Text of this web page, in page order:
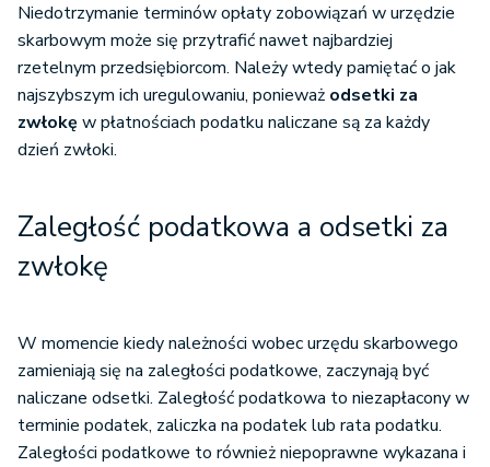
Niedotrzymanie terminów opłaty zobowiązań w urzędzie
skarbowym może się przytrafić nawet najbardziej
rzetelnym przedsiębiorcom. Należy wtedy pamiętać o jak
najszybszym ich uregulowaniu, ponieważ odsetki za
zwłokę w płatnościach podatku naliczane są za każdy
dzień zwłoki.
Zaległość podatkowa a odsetki za
zwłokę
W momencie kiedy należności wobec urzędu skarbowego
zamieniają się na zaległości podatkowe, zaczynają być
naliczane odsetki. Zaległość podatkowa to niezapłacony w
terminie podatek, zaliczka na podatek lub rata podatku.
Zaległości podatkowe to również niepoprawne wykazana i